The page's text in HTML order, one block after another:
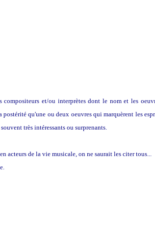
et/ou interprètes dont le nom et les
qu'une ou deux oeuvres qui marquèrent les
très intéressants ou surprenants.
acteurs de la vie musicale, on ne saurait les citer tous...